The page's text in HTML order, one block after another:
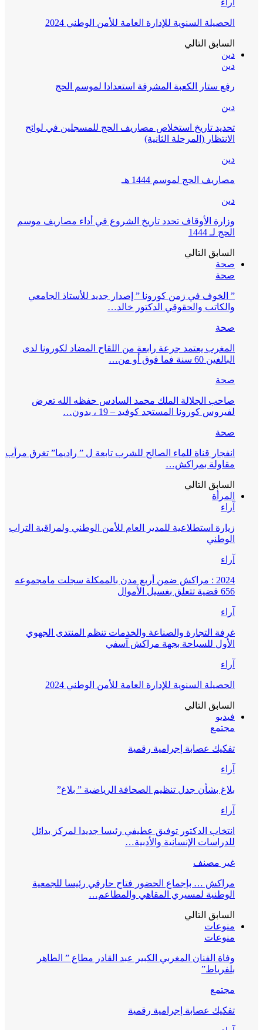
آراء
الحصيلة السنوية للإدارة العامة للأمن الوطني 2024
السابق التالي
دين
دين
رفع ستار الكعبة المشرفة استعدادا لموسم الحج
دين
تحديد تاريخ استخلاص مصاريف الحج للمسجلين في لوائح
الانتظار (المرحلة الثانية)
دين
مصاريف الحج لموسم 1444 هـ
دين
وزارة الأوقاف تحدد تاريخ الشروع في أداء مصاريف موسم
الحج لـ 1444
السابق التالي
صحة
صحة
” الخوف في زمن كورونا ” إصدار جديد للأستاذ الجامعي
والكاتب والحقوقي الدكتور خالد…
صحة
المغرب يعتمد جرعة رابعة من اللقاح المضاد لكورونا لدى
البالغين 60 سنة فما فوق أو من…
صحة
صاحب الجلالة الملك محمد السادس حفظه الله تعرض
لفيروس كورونا المستجد كوفيد – 19 ، بدون…
صحة
انفجار قناة للماء الصالح للشرب تابعة ل ” راديما” تغرق مرأب
مقاولة بمراكش…
السابق التالي
المرأة
آراء
زيارة استطلاعية للمدير العام للأمن الوطني ولمراقبة التراب
الوطني
آراء
2024 : مراكش ضمن أربع مدن بالممكلة سجلت مامجموعه
656 قضية تتعلق بغسيل الأموال
آراء
غرفة التجارة والصناعة والخدمات تنظم المنتدى الجهوي
الأول للسياحة بجهة مراكش آسفي
آراء
الحصيلة السنوية للإدارة العامة للأمن الوطني 2024
السابق التالي
فيديو
مجتمع
تفكيك عصابة إجرامية رقمية
آراء
بلاغ بشأن جدل تنظيم الصحافة الرياضية ” بلاغ”
آراء
انتخاب الدكتور توفيق عطيفي رئيسا جديدا لمركز بدائل
للدراسات الإنسانية والأدبية…
غير مصنف
مراكش … بإجماع الحضور فتاح حارفي رئيسا للجمعية
الوطنية لمسيري المقاهي والمطاعم…
السابق التالي
منوعات
منوعات
وفاة الفنان المغربي الكبير عبد القادر مطاع ” الطاهر
بلفرياط”
مجتمع
تفكيك عصابة إجرامية رقمية